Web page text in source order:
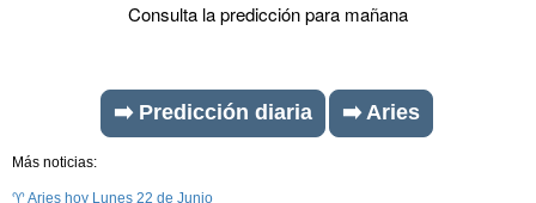
Consulta la predicción para mañana
➡️ Predicción diaria ➡️ Aries
Más noticias:
♈ Aries hoy Lunes 22 de Junio